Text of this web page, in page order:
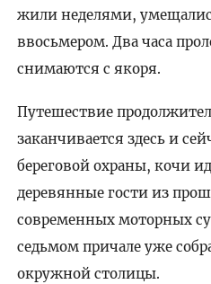
жили неделями,
ввосьмером. Два часа
снимаются с якоря.
Путешествие
заканчивается здесь и
береговой охраны, кочи
деревянные гости из
современных моторных
седьмом причале уже
окружной столицы.